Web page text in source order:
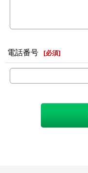
電話番号 [必須]